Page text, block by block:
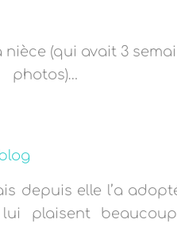
(qui avait 3
photos)…
depuis elle l’a
plaisent